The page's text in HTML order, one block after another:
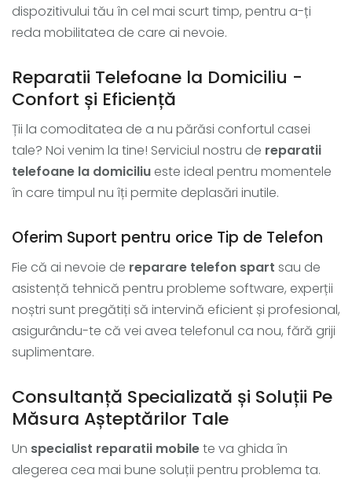
dispozitivului tău în cel mai scurt timp, pentru a-ți
reda mobilitatea de care ai nevoie.
Reparatii Telefoane la Domiciliu -
Confort și Eficiență
Ții la comoditatea de a nu părăsi confortul casei
tale? Noi venim la tine! Serviciul nostru de reparatii
telefoane la domiciliu este ideal pentru momentele
în care timpul nu îți permite deplasări inutile.
Oferim Suport pentru orice Tip de Telefon
Fie că ai nevoie de reparare telefon spart sau de
asistență tehnică pentru probleme software, experții
noștri sunt pregătiți să intervină eficient și profesional,
asigurându-te că vei avea telefonul ca nou, fără griji
suplimentare.
Consultanță Specializată și Soluții Pe
Măsura Așteptărilor Tale
Un specialist reparatii mobilete va ghida în
alegerea cea mai bune soluții pentru problema ta.